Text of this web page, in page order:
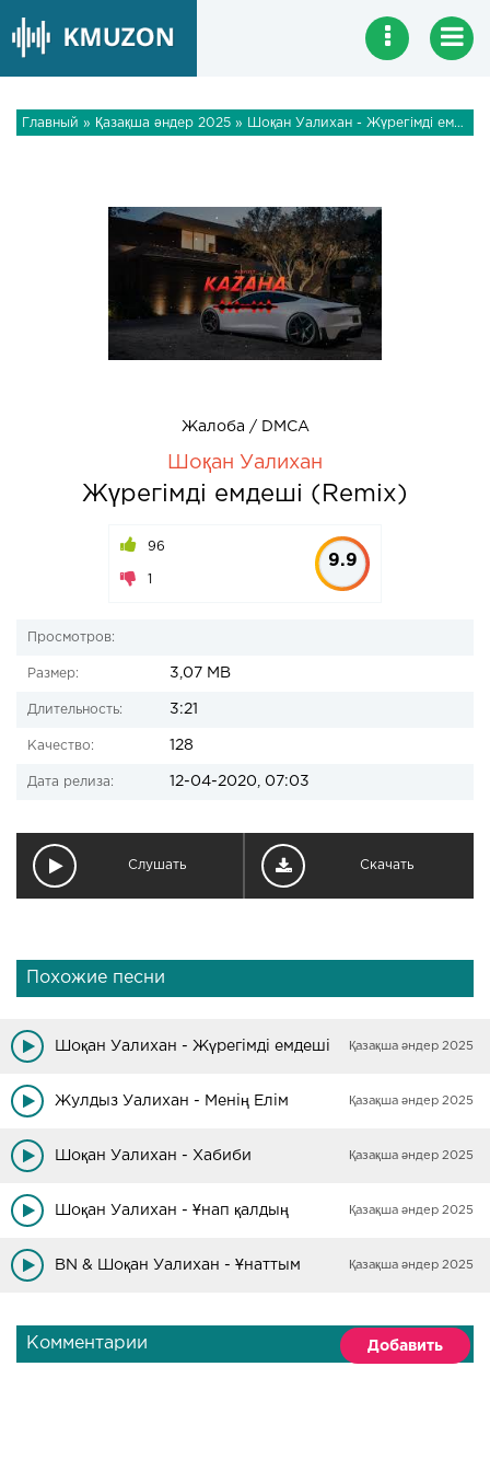
Главный » Қазақша әндер 2025 » Шоқан Уалихан - Жүрегімді емдеші (Remix)
Жалоба / DMCA
Шоқан Уалихан
Жүрегімді емдеші (Remix)
96
1
9.9
Просмотров:
Размер: 3,07 MB
Длительность: 3:21
Качество: 128
Дата релиза: 12-04-2020, 07:03
Слушать Скачать
Похожие песни
Шоқан Уалихан - Жүрегімді емдеші Қазақша әндер 2025
Жулдыз Уалихан - Менің Елім Қазақша әндер 2025
Шоқан Уалихан - Хабиби Қазақша әндер 2025
Шоқан Уалихан - Ұнап қалдың Қазақша әндер 2025
BN & Шоқан Уалихан - Ұнаттым Қазақша әндер 2025
Комментарии Добавить